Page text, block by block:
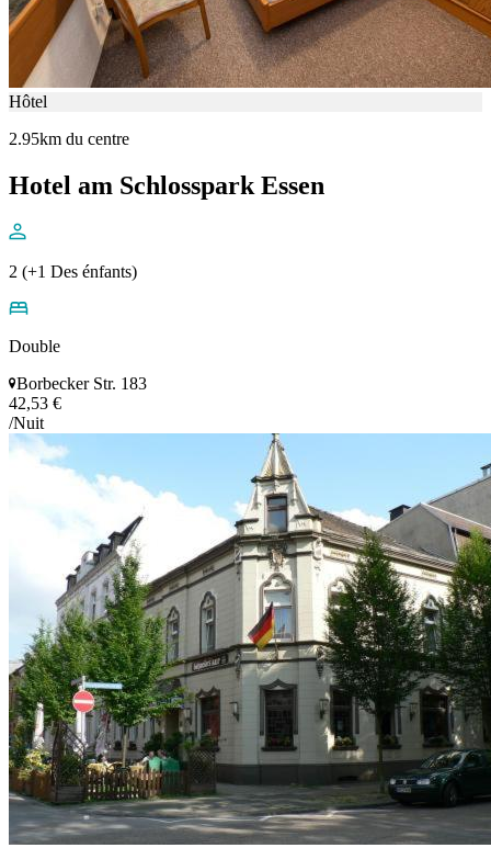
Hôtel
2.95km du centre
Hotel am Schlosspark Essen
2 (+1 Des énfants)
Double
Borbecker Str. 183
42,53 €
/Nuit